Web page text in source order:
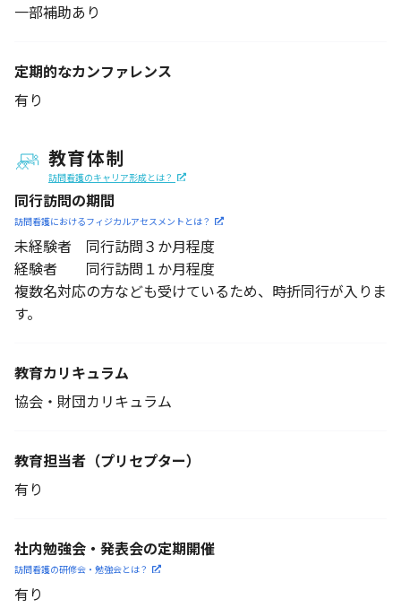
一部補助あり
定期的なカンファレンス
有り
教育体制
訪問看護のキャリア形成とは？
同行訪問の期間
訪問看護におけるフィジカルアセスメントとは？
未経験者 同行訪問３か月程度
経験者 同行訪問１か月程度
複数名対応の方なども受けているため、時折同行が入りま
す。
教育カリキュラム
協会・財団カリキュラム
教育担当者 （プリセプター）
有り
社内勉強会・発表会の定期開催
訪問看護の研修会・勉強会とは？
有り